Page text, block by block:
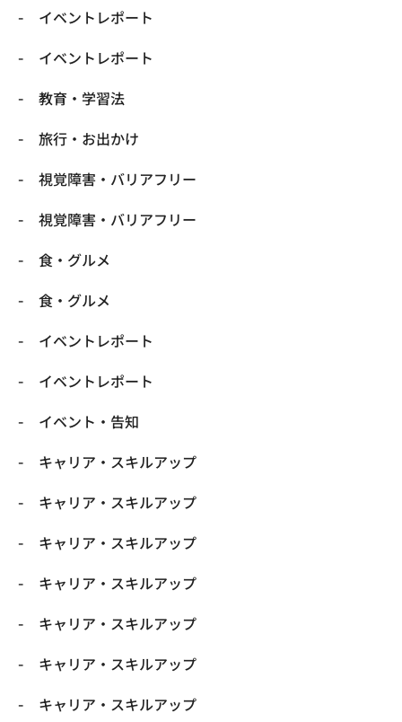
​イベントレポート
​イベントレポート
​教育・学習法
​旅行・お出かけ
​視覚障害・バリアフリー
​視覚障害・バリアフリー
​食・グルメ
​食・グルメ
イベントレポート
イベントレポート
イベント・告知
キャリア・スキルアップ
キャリア・スキルアップ
キャリア・スキルアップ
キャリア・スキルアップ
キャリア・スキルアップ
キャリア・スキルアップ
キャリア・スキルアップ